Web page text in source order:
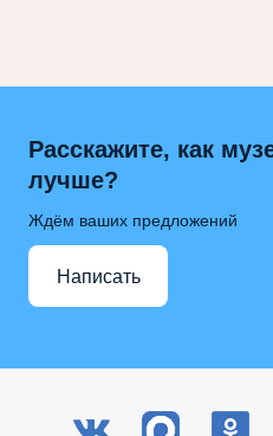
Расскажите, как
лучше?
Ждём ваших предложений
Написать